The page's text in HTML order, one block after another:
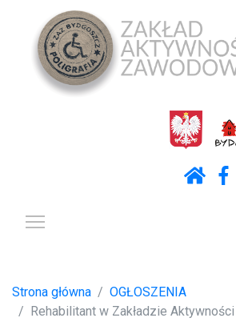
Strona główna
OGŁOSZENIA
Rehabilitant w Zakładzie